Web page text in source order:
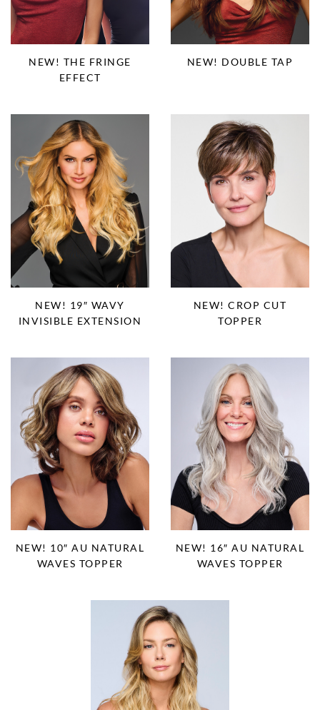
NEW! THE FRINGE
EFFECT
NEW! DOUBLE TAP
NEW! 19″ WAVY
INVISIBLE EXTENSION
NEW! CROP CUT
TOPPER
NEW! 10″ AU NATURAL
WAVES TOPPER
NEW! 16″ AU NATURAL
WAVES TOPPER